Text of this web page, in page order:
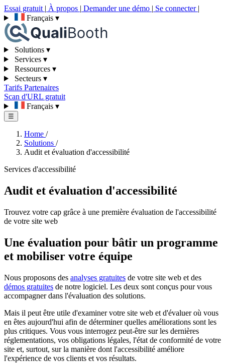
Essai gratuit | À propos | Demander une démo | Se connecter |
Français ▾
Solutions ▾
Services ▾
Ressources ▾
Secteurs ▾
Tarifs Partenaires
Scan d'URL gratuit
Français ▾
☰
Home /
Solutions /
Audit et évaluation d'accessibilité
Services d'accessibilité
Audit et évaluation d'accessibilité
Trouvez votre cap grâce à une première évaluation de l'accessibilité
de votre site web
Une évaluation pour bâtir un programme
et mobiliser votre équipe
Nous proposons des analyses gratuites de votre site web et des
démos gratuites de notre logiciel. Les deux sont conçus pour vous
accompagner dans l'évaluation des solutions.
Mais il peut être utile d'examiner votre site web et d'évaluer où vous
en êtes aujourd'hui afin de déterminer quelles améliorations sont les
plus critiques. Vous vous interrogez peut-être sur les dernières
réglementations, vos obligations légales, l'état de conformité de votre
site et, surtout, sur la manière dont l'accessibilité améliore
l'expérience de vos clients et vos résultats.